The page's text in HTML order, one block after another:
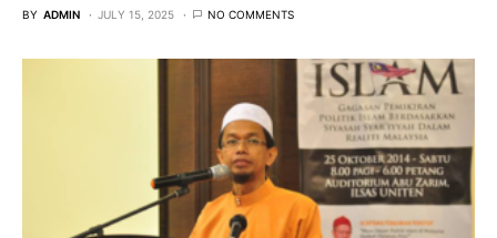
BY ADMIN JULY 15, 2025 NO COMMENTS